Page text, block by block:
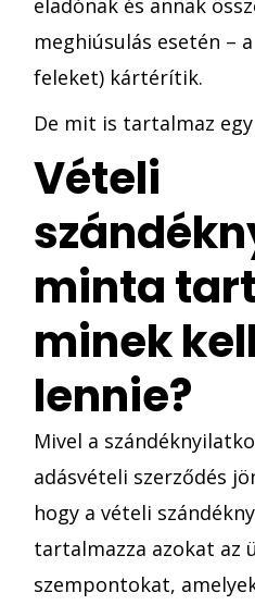
meghiúsulás esetén –
feleket) kártérítik.
De mit is tartalmaz
Vételi
minta
minek
lennie?
Mivel a
adásvételi szerződés
hogy a vételi
tartalmazza azokat az
szempontokat,